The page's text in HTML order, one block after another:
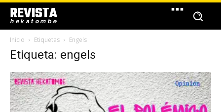
REVISTA
hekatombe
Inicio Etiquetas Engels
Etiqueta: engels